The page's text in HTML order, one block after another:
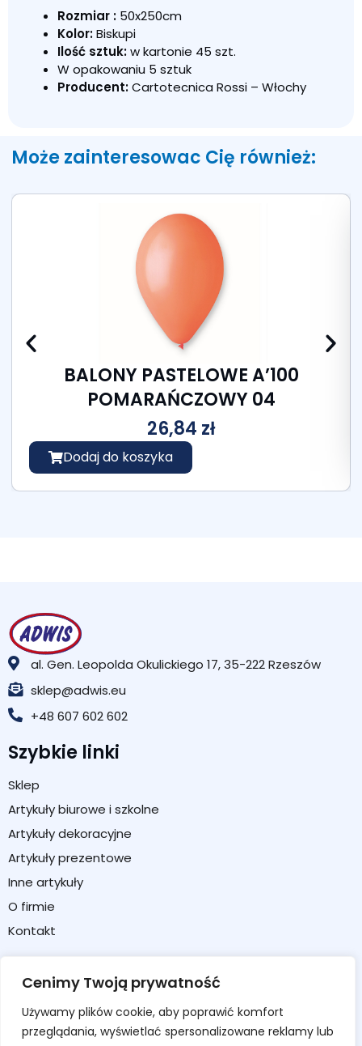
Cenimy Twoją prywatność
Używamy plików cookie, aby poprawić komfort
przeglądania, wyświetlać spersonalizowane reklamy lub
WŁOSKARozmiar : 50x250cm
Kolor:Biskupi
Ilość sztuk:w kartonie 45 szt.
W opakowaniu 5 sztuk
Producent:Cartotecnica Rossi – Włochy
Może zainteresowac Cię również:
BALONY PASTELOWE A’100
POMARAŃCZOWY 04
26,84 zł
Dodaj do koszyka
al. Gen. Leopolda Okulickiego 17, 35-222 Rzeszów
sklep@adwis.eu
+48 607 602 602
Szybkie linki
Sklep
Artykuły biurowe i szkolne
Artykuły dekoracyjne
Artykuły prezentowe
Inne artykuły
O firmie
Kontakt
Koszyk